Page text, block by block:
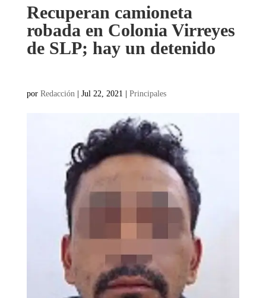
Recuperan camioneta
robada en Colonia Virreyes
de SLP; hay un detenido
por Redacción | Jul 22, 2021 | Principales